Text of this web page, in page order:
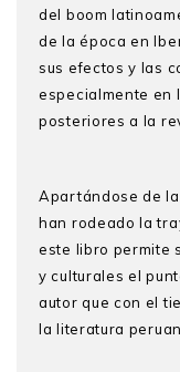
del boom
de la época en
sus efectos y las
especialmente en
posteriores a la
Apartándose de
han rodeado la
este libro permite
y culturales el
autor que con el
la literatura